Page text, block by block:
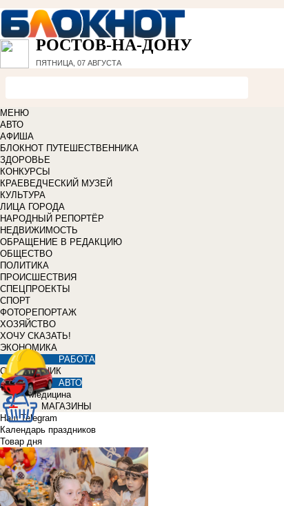
РОСТОВ-НА-ДОНУ
ПЯТНИЦА, 07 АВГУСТА
МЕНЮ
АВТО
АФИША
БЛОКНОТ ПУТЕШЕСТВЕННИКА
ЗДОРОВЬЕ
КОНКУРСЫ
КРАЕВЕДЧЕСКИЙ МУЗЕЙ
КУЛЬТУРА
ЛИЦА ГОРОДА
НАРОДНЫЙ РЕПОРТЁР
НЕДВИЖИМОСТЬ
ОБРАЩЕНИЕ В РЕДАКЦИЮ
ОБЩЕСТВО
ПОЛИТИКА
ПРОИСШЕСТВИЯ
СПЕЦПРОЕКТЫ
СПОРТ
ФОТОРЕПОРТАЖ
ХОЗЯЙСТВО
ХОЧУ СКАЗАТЬ!
ЭКОНОМИКА
РАБОТА
СПРАВОЧНИК
АВТО
Медицина
МАГАЗИНЫ
Наш Telegram
Календарь праздников
Товар дня